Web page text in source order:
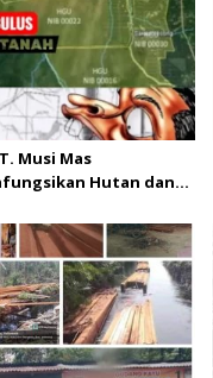
Musi Mas
Hutan dan
izin yang